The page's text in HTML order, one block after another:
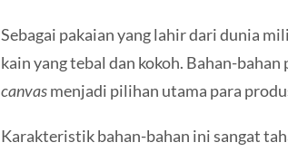
Sebagai pakaian yang lahir dari dunia
kain yang tebal dan kokoh. Bahan-
canvasmenjadi pilihan utama para
Karakteristik bahan-bahan ini sangat